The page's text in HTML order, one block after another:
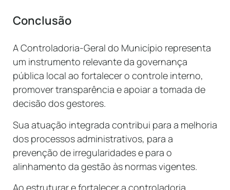
Conclusão
A Controladoria-Geral do Município representa
um instrumento relevante da governança
pública local ao fortalecer o controle interno,
promover transparência e apoiar a tomada de
decisão dos gestores.
Sua atuação integrada contribui para a melhoria
dos processos administrativos, para a
prevenção de irregularidades e para o
alinhamento da gestão às normas vigentes.
Ao estruturar e fortalecer a controladoria